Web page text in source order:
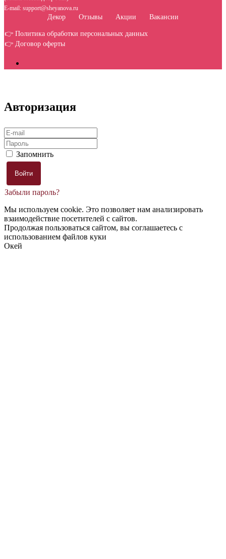
E-mail: support@sheyanova.ru
Декор Отзывы Акции Вакансии
👉 Политика обработки персональных данных
👉 Договор оферты
Авторизация
Запомнить
Забыли пароль?
Мы используем cookie. Это позволяет нам анализировать
взаимодействие посетителей с сайтов.
Продолжая пользоваться сайтом, вы соглашаетесь с
использованием файлов куки
Окей